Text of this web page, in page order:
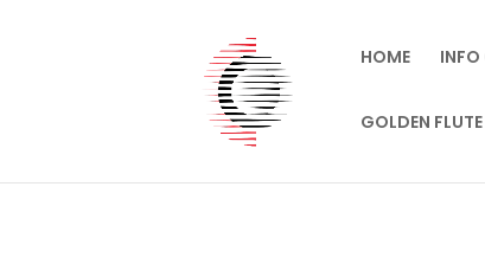
HOME INFO
GOLDEN